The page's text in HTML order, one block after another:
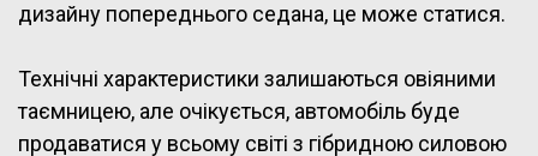
дизайну попереднього седана, це може статися.
Технічні характеристики залишаються овіяними
таємницею, але очікується, автомобіль буде
продаватися у всьому світі з гібридною силовою